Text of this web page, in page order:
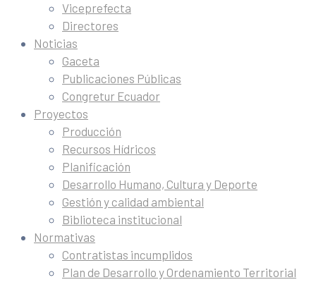
Viceprefecta
Directores
Noticias
Gaceta
Publicaciones Públicas
Congretur Ecuador
Proyectos
Producción
Recursos Hídricos
Planificación
Desarrollo Humano, Cultura y Deporte
Gestión y calidad ambiental
Biblioteca institucional
Normativas
Contratistas incumplidos
Plan de Desarrollo y Ordenamiento Territorial